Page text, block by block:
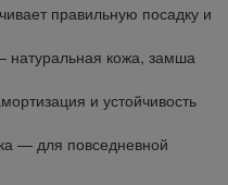
правильную посадку и
кожа, замша
и устойчивость
— для повседневной